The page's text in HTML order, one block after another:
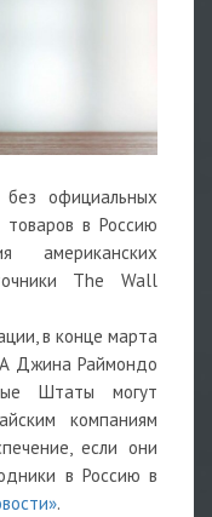
официальных
товаров в Россию
The Wall
в конце марта
Джина Раймондо
Штаты могут
компаниям
если они
в Россию в
.